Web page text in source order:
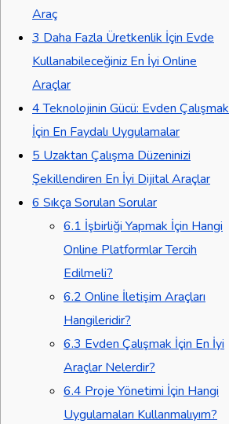
Araç
3 Daha Fazla Üretkenlik İçin Evde
Kullanabileceğiniz En İyi Online
Araçlar
4Teknolojinin Gücü: Evden Çalışmak
İçin En Faydalı Uygulamalar
5 Uzaktan Çalışma Düzeninizi
Şekillendiren En İyi Dijital Araçlar
6 Sıkça Sorulan Sorular
6.1 İşbirliği Yapmak İçin Hangi
Online Platformlar Tercih
Edilmeli?
6.2 Online İletişim Araçları
Hangileridir?
6.3 Evden Çalışmak İçin En İyi
Araçlar Nelerdir?
6.4 Proje Yönetimi İçin Hangi
Uygulamaları Kullanmalıyım?